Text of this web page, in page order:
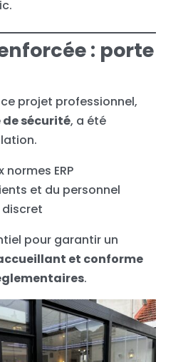
: porte
projet professionnel,
sécurité, a été
ERP
et du personnel
discret
pour garantir un
et conforme
.